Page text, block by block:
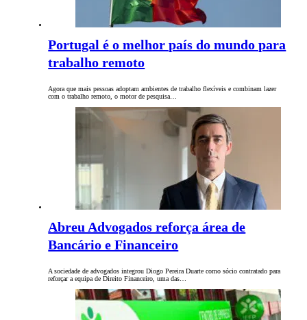
Portugal é o melhor país do mundo para
trabalho remoto
Agora que mais pessoas adoptam ambientes de trabalho flexíveis e combinam lazer
com o trabalho remoto, o motor de pesquisa…
Abreu Advogados reforça área de
Bancário e Financeiro
A sociedade de advogados integrou Diogo Pereira Duarte como sócio contratado para
reforçar a equipa de Direito Financeiro, uma das…